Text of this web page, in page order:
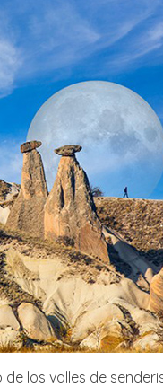
de los valles de